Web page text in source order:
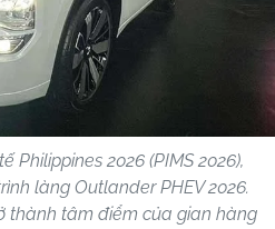
Philippines 2026 (PIMS 2026),
làng Outlander PHEV 2026.
thành tâm điểm của gian hàng